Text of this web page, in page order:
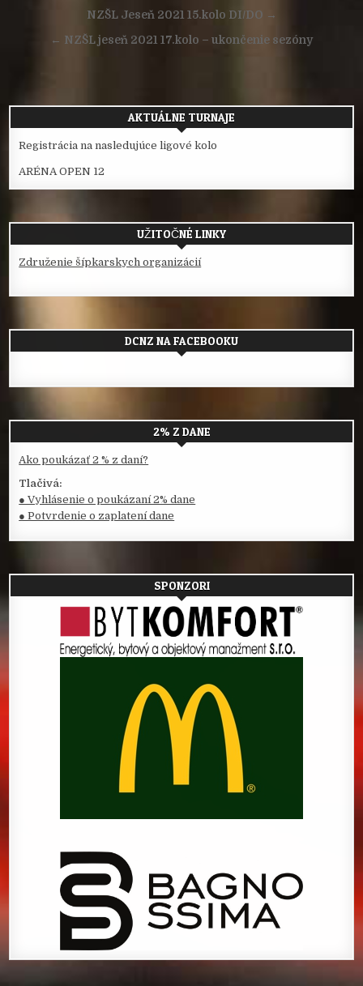
NavigáciaNZŠL Jeseň 2021 15.kolo DI/DO →
← NZŠL jeseň 2021 17.kolo – ukončenie sezóny
AKTUÁLNE TURNAJE
Registrácia na nasledujúce ligové kolo
ARÉNA OPEN 12
UŽITOČNÉ LINKY
Združenie šípkarskych organizácií
DCNZ NA FACEBOOKU
2% Z DANE
Ako poukázať 2 % z daní?
Tlačivá:
● Vyhlásenie o poukázaní 2% dane
● Potvrdenie o zaplatení dane
SPONZORI